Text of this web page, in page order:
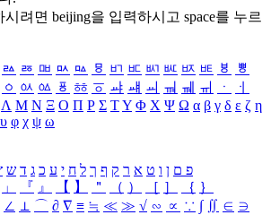
시려면 beijing을 입력하시고 space를 누르
ㅬ ㅭ ㅮ ㅯ ㅰ ㅱ ㅲ ㅳ ㅴ ㅵ ㅶ ㅷ ㅸ
ㅹ
ㆁ ㆂ ㆃ ㆄ ㆅ ㆆ ㆇ ㆈ ㆉ ㆊ ㆋ ㆌ ㆍ
ㆎ
Λ Μ Ν Ξ Ο Π Ρ Σ ΤΥ Φ Χ Ψ Ω α β γ δ ε ζ η
υ φ χ ψ ω
פ ם ן ו ט א ר ק ף ך ל ח י ע כ ג ד ש
」 『 』 【 】 ＂ （ ） ［ ］ ｛ ｝
∠ ⊥ ⌒ ∂ ∇ ≡ ≒ ≪ ≫ √ ∽ ∝ ∵ ∫ ∬ ∈ ∋